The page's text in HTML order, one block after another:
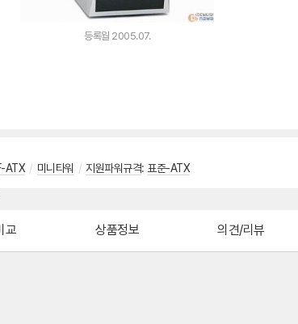
등록월 2005.07.
ATX / 미니타워 / 지원파워규격: 표준-ATX
교 상품정보 의견/리뷰